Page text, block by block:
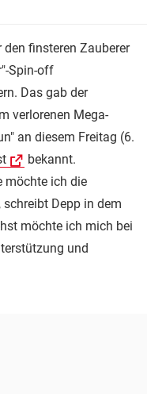
finsteren Zauberer
Spin-off
Das gab der
verlorenen Mega-
an diesem Freitag (6.
bekannt.
möchte ich die
Depp in dem
möchte ich mich bei
und